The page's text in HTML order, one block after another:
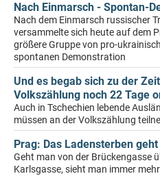
Nach Einmarsch - Spontan-
Nach dem Einmarsch russischer
versammelte sich heute auf dem
größere Gruppe von pro-
spontanen Demonstration
Und es begab sich zu der
Volkszählung noch 22 Tage
Auch in Tschechien lebende
müssen an der Volkszählung
Prag: Das Ladensterben
Geht man von der Brückengasse
Karlsgasse, sieht man immer